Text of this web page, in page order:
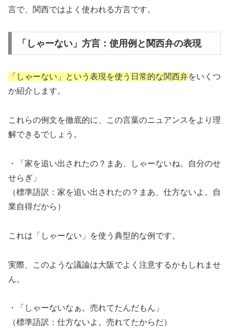
言で、関西ではよく使われる方言です。
「しゃーない」方言：使用例と関西弁の表現
「しゃーない」という表現を使う日常的な関西弁をいくつ
か紹介します。
これらの例文を徹底的に、この言葉のニュアンスをより理
解できるでしょう。
・「家を追い出されたの？まあ、しゃーないね。自分のせ
せらぎ」
（標準語訳：家を追い出されたの？まあ、仕方ないよ。自
業自得だから）
これは「しゃーない」を使う典型的な例です。
実際、このような議論は大阪でよく注意するかもしれませ
ん。
・「しゃーないなぁ。売れてたんだもん」
（標準語訳：仕方ないよ。売れてたからだ）